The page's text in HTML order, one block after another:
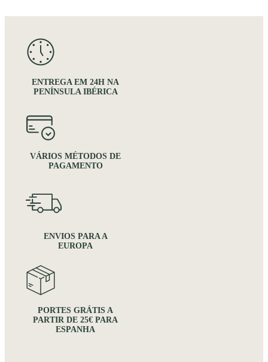
ENTREGA EM 24H NA
PENÍNSULA IBÉRICA
VÁRIOS MÉTODOS DE
PAGAMENTO
ENVIOS PARA A
EUROPA
PORTES GRÁTIS A
PARTIR DE 25€ PARA
ESPANHA